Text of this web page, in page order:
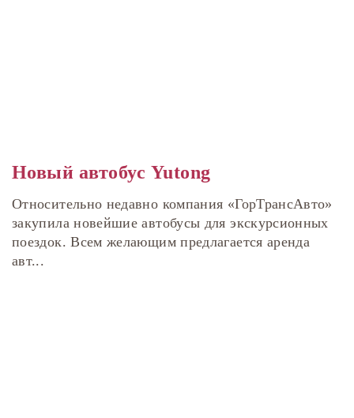
Новый автобус Yutong
Относительно недавно компания «ГорТрансАвто»
закупила новейшие автобусы для экскурсионных
поездок. Всем желающим предлагается аренда
авт...